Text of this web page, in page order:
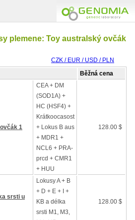
plemene: Toy australský ovčák
CZK / EUR / USD / PLN
Běžná cena
1
CEA + DM
(SOD1A) +
HC (HSF4) +
Krátkoocasost
+ Lokus B aus
+ MDR1 +
NCL6 + PRA-
prcd + CMR1
+ HUU
128.00 $
srsti u
Lokusy A + B
+ D + E + I +
KB a délka
srsti M1, M3,
128.00 $